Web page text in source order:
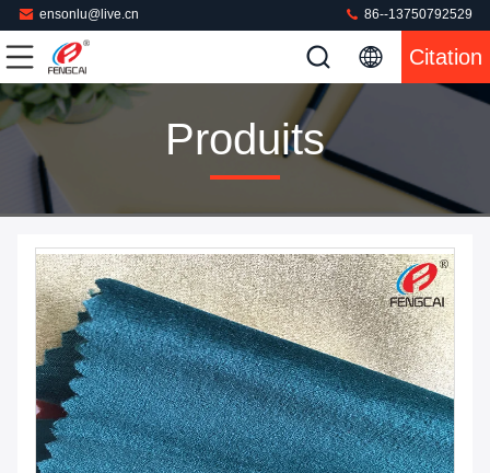
ensonlu@live.cn 86--13750792529
Citation
Produits